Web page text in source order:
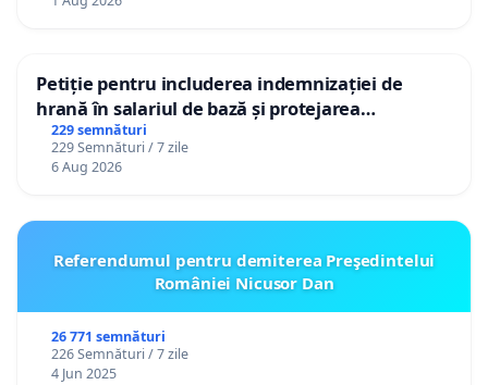
Petiție pentru includerea indemnizației de
hrană în salariul de bază și protejarea
gradațiilor de vechime pentru asistenții
personali
229 semnături
229 Semnături / 7 zile
6 Aug 2026
Referendumul pentru demiterea Preşedintelui
României Nicusor Dan
26 771 semnături
226 Semnături / 7 zile
4 Jun 2025